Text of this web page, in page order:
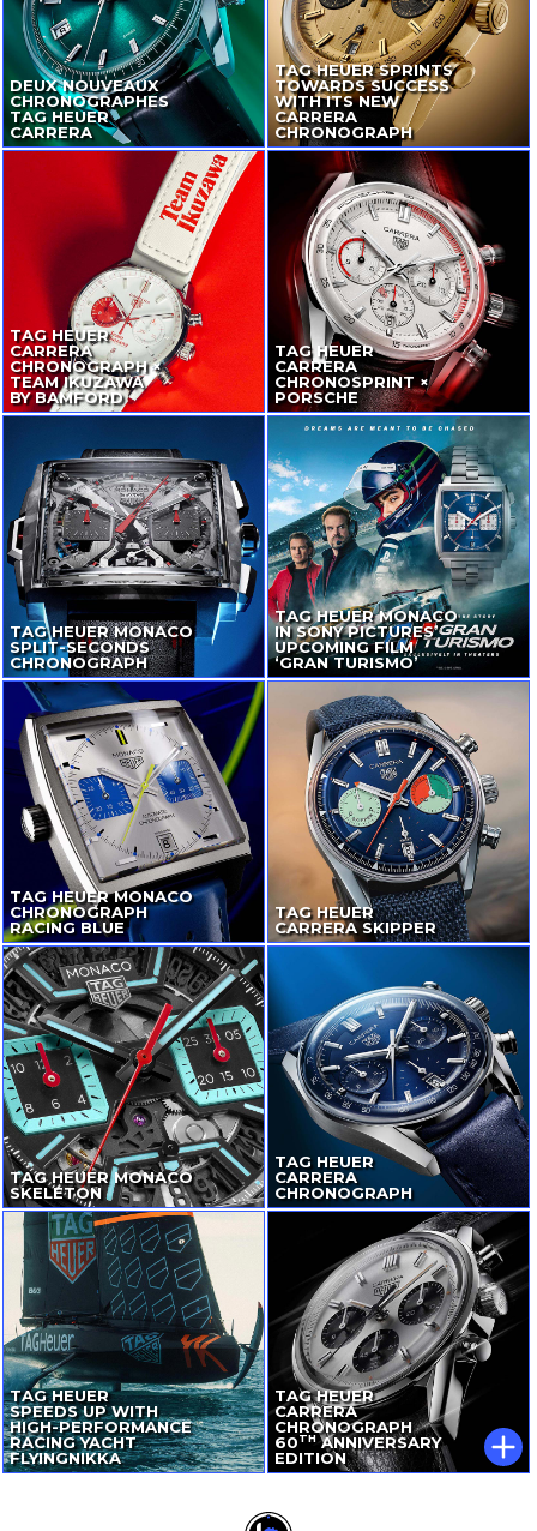
DEUX NOUVEAUX
CHRONOGRAPHES
TAG HEUER
CARRERA
TAG HEUER SPRINTS
TOWARDS SUCCESS
WITH ITS NEW
CARRERA
CHRONOGRAPH
TAG HEUER
CARRERA
CHRONOGRAPH ×
TEAM IKUZAWA
BY BAMFORD
TAG HEUER
CARRERA
CHRONOSPRINT ×
PORSCHE
TAG HEUER MONACO
SPLIT-SECONDS
CHRONOGRAPH
TAG HEUER MONACO
IN SONY PICTURES’
UPCOMING FILM
‘GRAN TURISMO’
TAG HEUER MONACO
CHRONOGRAPH
RACING BLUE
TAG HEUER
CARRERA SKIPPER
TAG HEUER MONACO
SKELETON
TAG HEUER
CARRERA
CHRONOGRAPH
TAG HEUER
SPEEDS UP WITH
HIGH-PERFORMANCE
RACING YACHT
FLYINGNIKKA
TAG HEUER
CARRERA
CHRONOGRAPH
60THANNIVERSARY
EDITION